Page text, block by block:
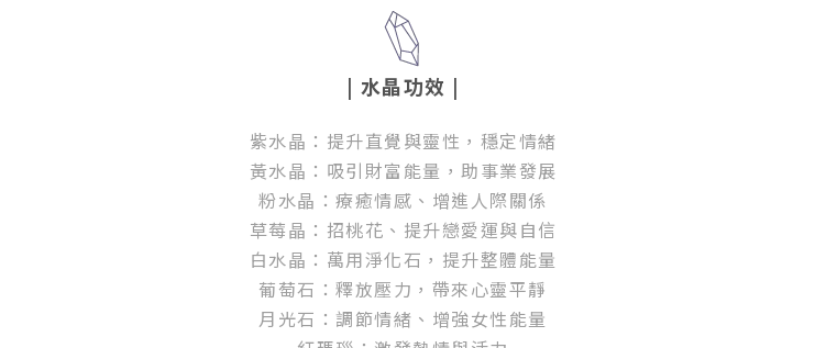
| 水晶功效 |
紫水晶：提升直覺與靈性，穩定情緒
黃水晶：吸引財富能量，助事業發展
粉水晶：療癒情感、增進人際關係
草莓晶：招桃花、提升戀愛運與自信
白水晶：萬用淨化石，提升整體能量
葡萄石：釋放壓力，帶來心靈平靜
月光石：調節情緒、增強女性能量